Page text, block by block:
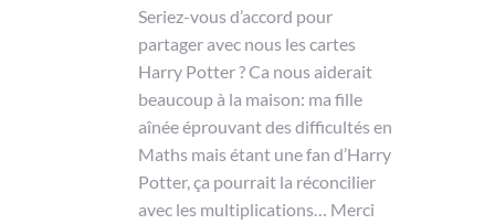
Seriez-vous d’accord pour
partager avec nous les cartes
Harry Potter ? Ca nous aiderait
beaucoup à la maison: ma fille
aînée éprouvant des difficultés en
Maths mais étant une fan d’Harry
Potter, ça pourrait la réconcilier
avec les multiplications… Merci